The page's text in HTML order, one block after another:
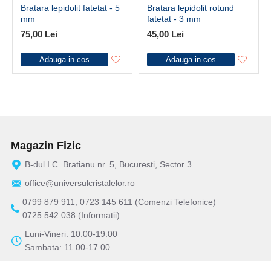
Bratara lepidolit fatetat - 5
mm
75,00 Lei
Adauga in cos
Bratara lepidolit rotund
fatetat - 3 mm
45,00 Lei
Adauga in cos
Magazin Fizic
B-dul I.C. Bratianu nr. 5, Bucuresti, Sector 3
office@universulcristalelor.ro
0799 879 911, 0723 145 611 (Comenzi Telefonice)
0725 542 038 (Informatii)
Luni-Vineri: 10.00-19.00
Sambata: 11.00-17.00